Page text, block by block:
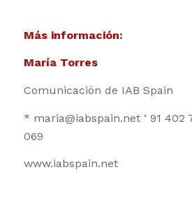
Más información:
María Torres
Comunicación de IAB Spain
* maria@iabspain.net ‘ 91 402
069
www.iabspain.net